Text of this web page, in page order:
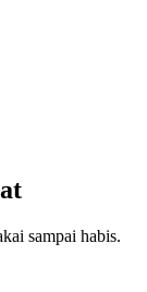
sampai habis.